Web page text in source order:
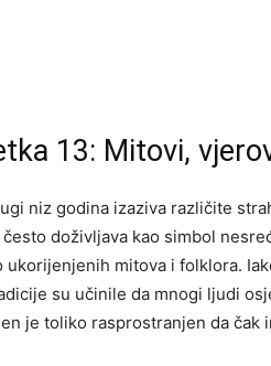
13: Mitovi,
niz godina izaziva različite
doživljava kao simbol
mitova i folklora.
su učinile da mnogi ljudi
je toliko rasprostranjen da čak